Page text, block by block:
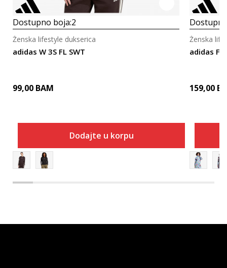
Dostupno boja:2
adidas W 3S FL SWT
Ženska lifestyle dukserica
99,00 BAM
Dodajte u korpu
adidas
Ženska
159,00